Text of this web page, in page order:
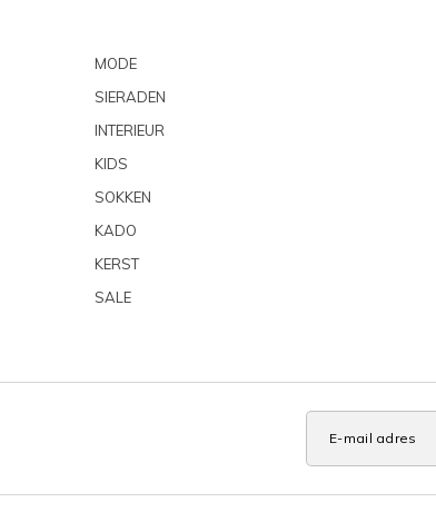
MODE
SIERADEN
INTERIEUR
KIDS
SOKKEN
KADO
KERST
SALE